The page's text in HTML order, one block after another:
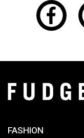
FASHION